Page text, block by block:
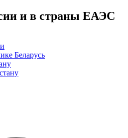
и в страны ЕАЭС
Беларусь